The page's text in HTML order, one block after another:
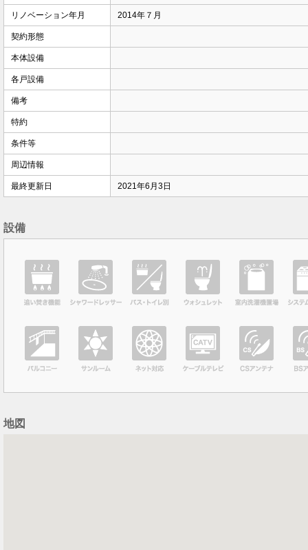
リノベーション年月 2014年７月
契約形態
本体設備
各戸設備
備考
特約
条件等
周辺情報
最終更新日 2021年6月3日
設備
地図